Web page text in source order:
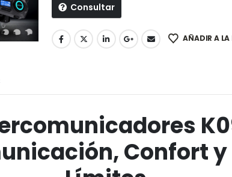
Consultar
AÑADIR A LA
Confort